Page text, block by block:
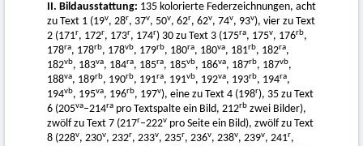
II. Bildausstattung: 135 kolorierte Federzeichnungen, acht
zu Text 1 (19v, 28r, 37v, 50v, 62r, 62v, 74v, 93v), vier zu Text
2 (171r, 172r, 173r, 174r) 30 zu Text 3 (175ra, 175v, 176rb,
178ra, 178rb, 178vb, 179rb, 180ra, 180va, 181rb, 182ra,
182vb, 183va, 184ra, 185ra, 185vb, 186va, 187rb, 187vb,
188va, 189rb, 190rb, 191ra, 191vb, 192va, 193rb, 194ra,
194vb, 195va, 196rb, 197v), eine zu Text 4 (198r), 35 zu Text
6 (205va–214ra pro Textspalte ein Bild, 212rb zwei Bilder),
zwölf zu Text 7 (217r–222v pro Seite ein Bild), zwölf zu Text
8 (228v, 230v, 232r, 233v, 235r, 236v, 238v, 239v, 241r,